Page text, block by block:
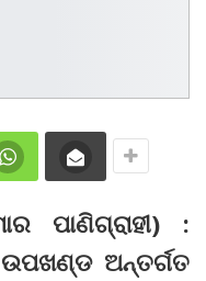
ପାଣିଗ୍ରାହୀ) :
ଅନ୍ତର୍ଗତ